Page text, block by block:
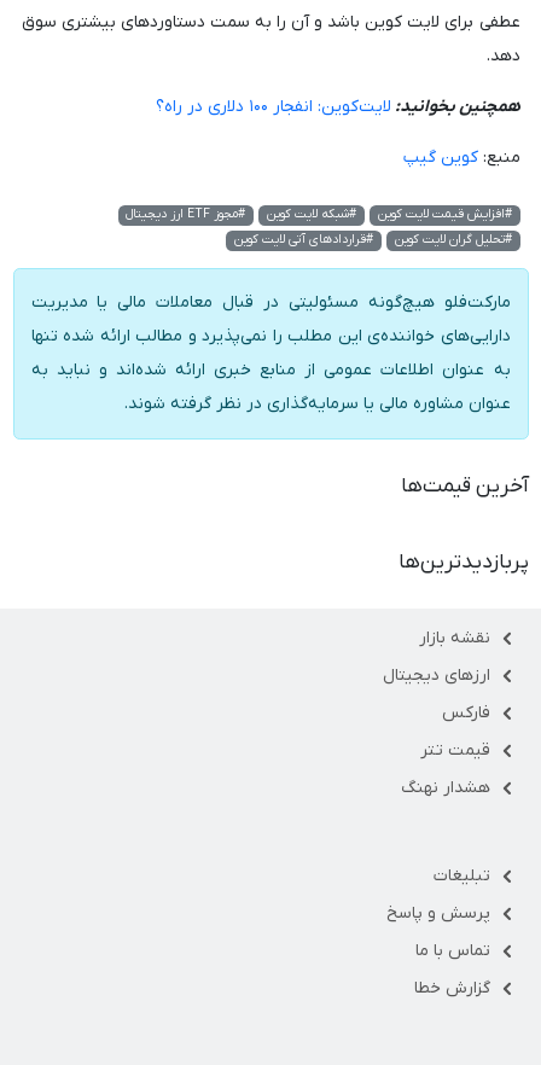
عطفی برای لایت کوین باشد و آن را به سمت دستاوردهای بیشتری سوق
دهد.
همچنین بخوانید: لایت‌کوین: انفجار ۱۰۰ دلاری در راه؟
منبع:کوین گیپ
#افزایش قیمت لایت کوین #شبکه لایت کوین
#مجوز ETF ارز دیجیتال
#تحلیل گران لایت کوین
#قراردادهای آتی لایت کوین
مارکت‌فلو هیچ‌گونه مسئولیتی در قبال معاملات مالی یا مدیریت
دارایی‌های خواننده‌ی این مطلب را نمی‌پذیرد و مطالب ارائه شده تنها
به عنوان اطلاعات عمومی از منابع خبری ارائه شده‌اند و نباید به
عنوان مشاوره مالی یا سرمایه‌گذاری در نظر گرفته شوند.
آخرین قیمت‌ها
پربازدیدترین‌ها
نقشه بازار
ارزهای دیجیتال
فارکس
قیمت تتر
هشدار نهنگ
تبلیغات
پرسش و پاسخ
تماس با ما
گزارش خطا